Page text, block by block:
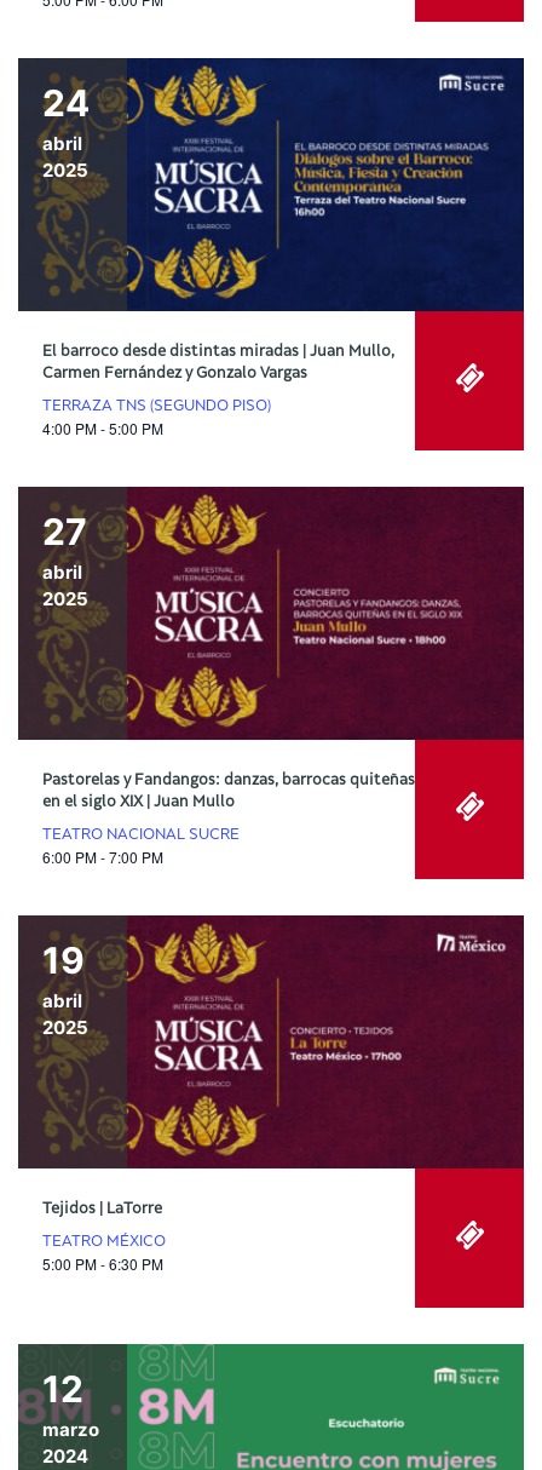
24
abril
2025
El barroco desde distintas miradas | Juan Mullo,
Carmen Fernández y Gonzalo Vargas
TERRAZA TNS (SEGUNDO PISO)
4:00 PM - 5:00 PM
27
abril
2025
Pastorelas y Fandangos: danzas, barrocas quiteñas
en el siglo XIX | Juan Mullo
TEATRO NACIONAL SUCRE
6:00 PM - 7:00 PM
19
abril
2025
Tejidos | LaTorre
TEATRO MÉXICO
5:00 PM - 6:30 PM
12
marzo
2024